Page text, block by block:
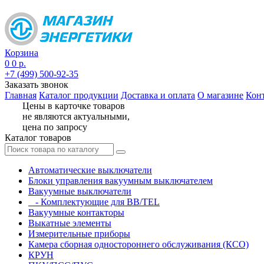
Корзина
0 0 р.
+7 (499) 500-92-35
Заказать звонок
Главная Каталог продукции Доставка и оплата О магазине
Цены в карточке товаров
не являются актуальными,
цена по запросу
Каталог товаров
Автоматические выключатели
Блоки управления вакуумным выключателем
Вакуумные выключатели
- Комплектующие для BB/TEL
Вакуумные контакторы
Выкатные элементы
Измерительные приборы
Камера сборная одностороннего обслуживания (КСО)
КРУН